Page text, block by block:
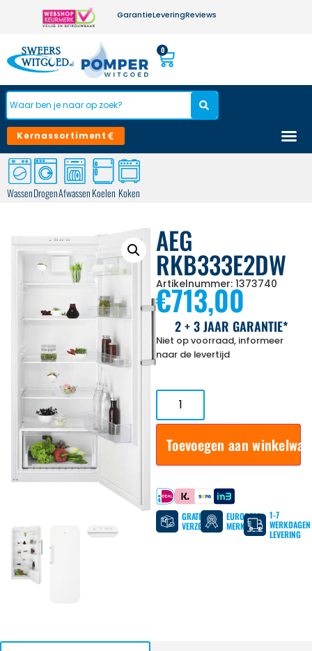
GarantieLeveringReviews
0
Kernassortiment
WassenDrogenAfwassenKoelen Koken
AEG
RKB333E2DW
Artikelnummer: 1373740
€713,00
2 + 3 JAAR GARANTIE*
Niet op voorraad, informeer
naar de levertijd
Toevoegen aan
Betaal met
GRATIS
VERZENDING
EUROPESE
MERKEN
1-7
WERKDAGEN
LEVERING